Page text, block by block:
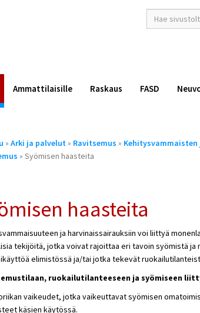
hakusana(t)
*
Ammattilaisille Raskaus FASD
» Arki ja palvelut » Ravitsemus »
» Syömisen haasteita
haasteita
ja harvinaissairauksiin voi liittyä
tekijöitä, jotka voivat rajoittaa eri tavoin syömistä ja
elimistössä ja/tai jotka tekevät
ruokailutilanteeseen ja syömiseen
vaikeudet, jotka vaikeuttavat syömisen
käsien käytössä.